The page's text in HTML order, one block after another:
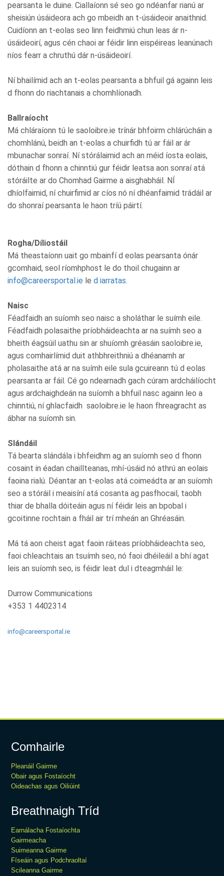
pearsanta le duine. Ciallaíonn sé seo go ndéanfar rianú ar
sheisiún úsáideora ach go mbeidh an t-úsáideoir anaithnid.
Cuidíonn an t-eolas seo linn feidhmiú chun leas ár n-
úsáideoirí, agus cén chaoi ar féidir linn eispéireas leanúnach
níos fearr a chruthú dár n-úsáideoirí.
Ní bhailímid ach an t-eolas pearsanta a bhfuil gá againn leis
d fhonn do riachtanais a chomhlíonadh.
Ballraíocht
Má chláraíonn tú le saoloibre.ie trínár bhfoirm chlárúcháin a
chomhlánú, beidh an t-eolas a chuirfidh tú ar fáil ar ár
mbunachar sonraí. Ní stórálaimid ach an méid íosta eolais,
dóthain d fhonn a chinntiú gur féidir leatsa aon sonraí atá
stóráilte ar do Chomhad Gairme a aisghabháil. NÍ
dhíolfaimid, ní chuirfimid ar cíos nó ní dhéanfaimid trádáil ar
do shonraí pearsanta le haon tríú páirtí.
Rogha/Díliostáil
Má theastaíonn uait go mbainfí d eolas pearsanta ónár
gcomhaid, seol ríomhphost le do thoil chugainn ar
info@careersportal.ie le d iarratas.
Naisc
Féadfaidh an suíomh seo naisc a sholáthar le suímh eile.
Féadfaidh polasaithe príobháideachta ar na suímh seo a
bheith éagsúil uathu sin ar shuíomh gréasáin saoloibre.ie,
agus comhairlímid duit athbhreithniú a dhéanamh ar
pholasaithe atá ar na suímh eile sula gcuireann tú d eolas
pearsanta ar fáil. Cé go ndearnadh gach cúram ardcháilíocht
agus ardchaighdeán na suíomh a bhfuil nasc againn leo a
chinntiú, ní ghlacfaidh saoloibre.ie le haon fhreagracht as
ábhar na suíomh sin.
Slándáil
Tá bearta slándála i bhfeidhm ag an suíomh seo d fhonn
cosaint in éadan chaillteanas, mhí-úsáid nó athrú an eolais
faoina rialú. Déantar an t-eolas atá coimeádta ar an suíomh
seo a stóráil i meaisíní atá cosanta ag pasfhocail, taobh
thiar de bhalla dóiteáin agus ní féidir leis an bpobal i
gcoitinne rochtain a fháil air trí mheán an Ghréasáin.
Má tá aon cheist agat faoin ráiteas príobháideachta seo,
faoi chleachtais an tsuímh seo, nó faoi dhéileáil a bhí agat
leis an suíomh seo, is féidir leat dul i dteagmháil le:
Durrow Communications
+353 1 4402314
info@careersportal.ie
Comhairle
Pleanáil Gairme
Obair agus Fostaíocht
Oideachas agus Oiliúint
Breathnaigh Tríd
Earnálacha Fostaíochta
Gairmeacha
Suimeanna Gairme
Físeáin agus Podchraoltaí
Scileanna Gairme